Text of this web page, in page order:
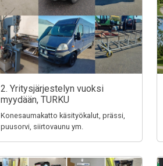
2. Yritysjärjestelyn vuoksi
myydään, TURKU
Konesaumakatto käsityökalut, prässi,
puusorvi, siirtovaunu ym.